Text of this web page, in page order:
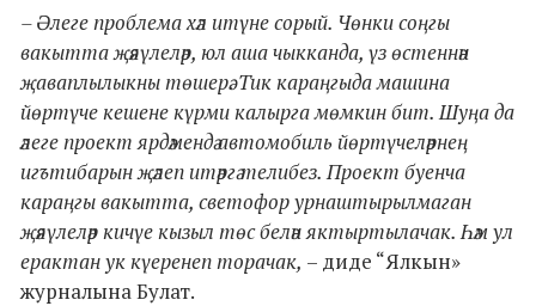
– Әлеге проблема хәл итүне сорый. Чөнки соңгы
вакытта җәяүлеләр, юл аша чыкканда, үз өстеннән
җаваплылыкны төшерә. Тик караңгыда машина
йөртүче кешене күрми калырга мөмкин бит. Шуңа да
әлеге проект ярдәмендә автомобиль йөртүчеләрнең
игътибарын җәлеп итәргә телибез. Проект буенча
караңгы вакытта, светофор урнаштырылмаган
җәяүлеләр кичүе кызыл төс белән яктыртылачак. Һәм ул
ерактан ук күеренеп торачак, – диде “Ялкын»
журналына Булат.